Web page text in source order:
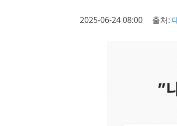
2025-06-24 08:00 출처: